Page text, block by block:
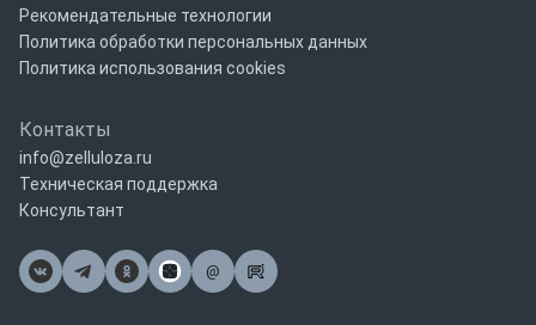
Рекомендательные технологии
Политика обработки персональных данных
Политика использования cookies
Контакты
info@zelluloza.ru
Техническая поддержка
Консультант
@
Почта